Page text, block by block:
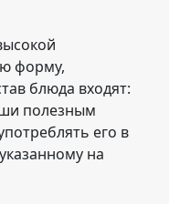
форму,
блюда входят:
полезным
его в
на